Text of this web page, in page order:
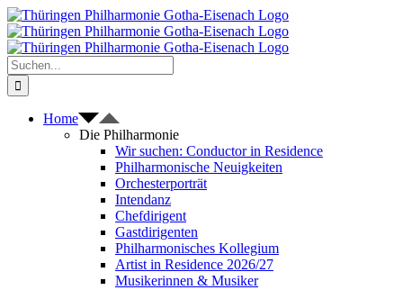
Zum
Inhalt
springen
Suche
nach:
Home
Die Philharmonie
Wir suchen: Conductor in Residence
Philharmonische Neuigkeiten
Orchesterporträt
Intendanz
Chefdirigent
Gastdirigenten
Philharmonisches Kollegium
Artist in Residence 2026/27
Musikerinnen & Musiker